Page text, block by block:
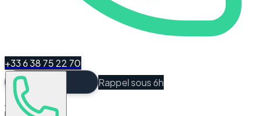
+33 6 38 75 22 70
Rappel sous 6h
Espace Client